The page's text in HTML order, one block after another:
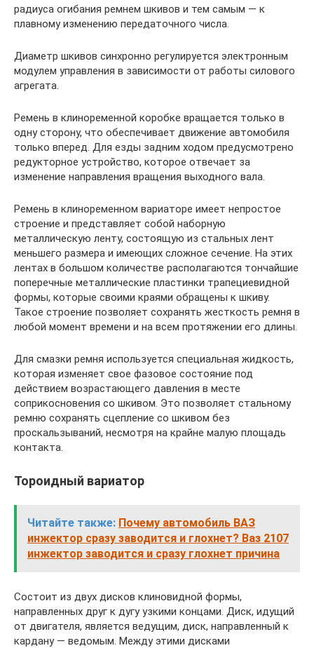
радиуса огибания ремнем шкивов и тем самым — к
плавному изменению передаточного числа.
Диаметр шкивов синхронно регулируется электронным
модулем управления в зависимости от работы силового
агрегата.
Ремень в клиноременной коробке вращается только в
одну сторону, что обеспечивает движение автомобиля
только вперед. Для езды задним ходом предусмотрено
редукторное устройство, которое отвечает за
изменение направления вращения выходного вала.
Ремень в клиноременном вариаторе имеет непростое
строение и представляет собой наборную
металлическую ленту, состоящую из стальных лент
меньшего размера и имеющих сложное сечение. На этих
лентах в большом количестве располагаются тончайшие
поперечные металлические пластинки трапециевидной
формы, которые своими краями обращены к шкиву.
Такое строение позволяет сохранять жесткость ремня в
любой момент времени и на всем протяжении его длины.
Для смазки ремня используется специальная жидкость,
которая изменяет свое фазовое состояние под
действием возрастающего давления в месте
соприкосновения со шкивом. Это позволяет стальному
ремню сохранять сцепление со шкивом без
проскальзываний, несмотря на крайне малую площадь
контакта.
Тороидный вариатор
Читайте также: Почему автомобиль ВАЗ
инжектор сразу заводится и глохнет? Ваз 2107
инжектор заводится и сразу глохнет причина
Состоит из двух дисков клиновидной формы,
направленных друг к дугу узкими концами. Диск, идущий
от двигателя, является ведущим, диск, направленный к
кардану — ведомым. Между этими дисками